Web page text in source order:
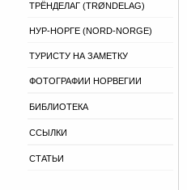
ТРЁНДЕЛАГ (TRØNDELAG)
НУР-НОРГЕ (NORD-NORGE)
ТУРИСТУ НА ЗАМЕТКУ
ФОТОГРАФИИ НОРВЕГИИ
БИБЛИОТЕКА
ССЫЛКИ
СТАТЬИ